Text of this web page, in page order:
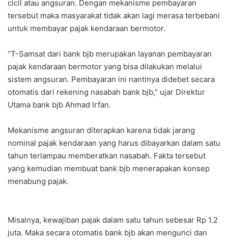
cicil atau angsuran. Dengan mekanisme pembayaran
tersebut maka masyarakat tidak akan lagi merasa terbebani
untuk membayar pajak kendaraan bermotor.
“T-Samsat dari bank bjb merupakan Iayanan pembayaran
pajak kendaraan bermotor yang bisa dilakukan melalui
sistem angsuran. Pembayaran ini nantinya didebet secara
otomatis dari rekening nasabah bank bjb,” ujar Direktur
Utama bank bjb Ahmad Irfan.
Mekanisme angsuran diterapkan karena tidak jarang
nominal pajak kendaraan yang harus dibayarkan dalam satu
tahun terlampau memberatkan nasabah. Fakta tersebut
yang kemudian membuat bank bjb menerapakan konsep
menabung pajak.
Misalnya, kewajiban pajak dalam satu tahun sebesar Rp 1.2
juta. Maka secara otomatis bank bjb akan mengunci dan